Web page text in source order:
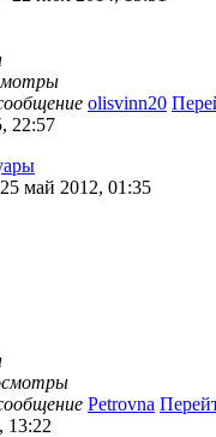
olisvinn20
22:57
май 2012, 01:35
Petrovna
13:22